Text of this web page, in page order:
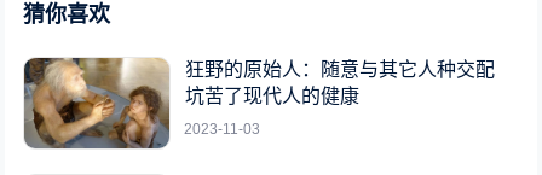
猜你喜欢
狂野的原始人：随意与其它人种交配
坑苦了现代人的健康
2023-11-03